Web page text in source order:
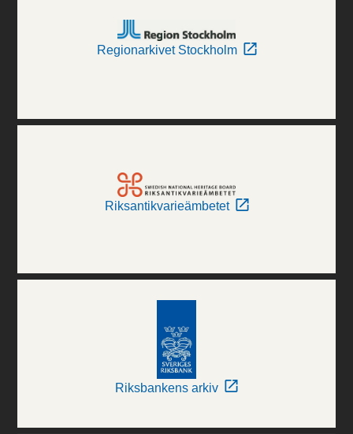
Regionarkivet Stockholm
Riksantikvarieämbetet
Riksbankens arkiv